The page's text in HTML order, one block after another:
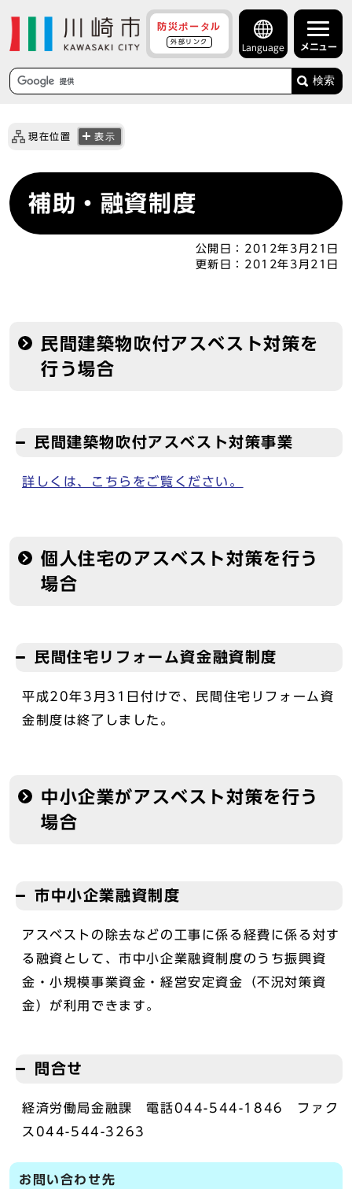
防災ポータル
外部リンク
Language メニュー
検索
現在位置 表示
補助・融資制度
公開日： 2012年3月21日
更新日： 2012年3月21日
民間建築物吹付アスベスト対策を
行う場合
民間建築物吹付アスベスト対策事業
詳しくは、こちらをご覧ください。
個人住宅のアスベスト対策を行う
場合
民間住宅リフォーム資金融資制度
平成20年3月31日付けで、民間住宅リフォーム資
金制度は終了しました。
中小企業がアスベスト対策を行う
場合
市中小企業融資制度
アスベストの除去などの工事に係る経費に係る対す
る融資として、市中小企業融資制度のうち振興資
金・小規模事業資金・経営安定資金（不況対策資
金）が利用できます。
問合せ
経済労働局金融課 電話044-544-1846 ファク
ス044-544-3263
お問い合わせ先